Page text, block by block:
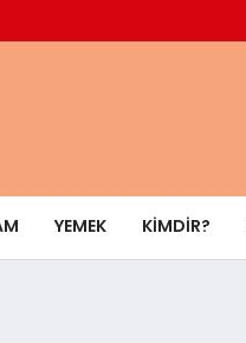
YEMEK KIMDIR?